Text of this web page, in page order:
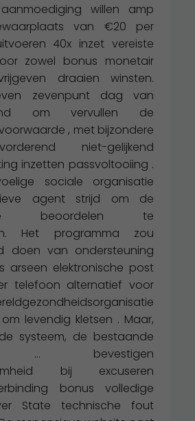
willen amp
van €20 per
40x inzet vereiste
zowel bonus monetair
draaien winsten.
zevenpunt dag van
om vervullen de
, met bijzondere
niet-gelijkend
inzetten passvoltooiing .
sociale organisatie
agent strijd om de
beoordelen te
Het programma zou
doen van ondersteuning
arseen elektronische post
telefoon alternatief voor
levendig kletsen . Maar,
systeem, de bestaande
… bevestigen
bij excuseren
bonus volledige
State technische fout